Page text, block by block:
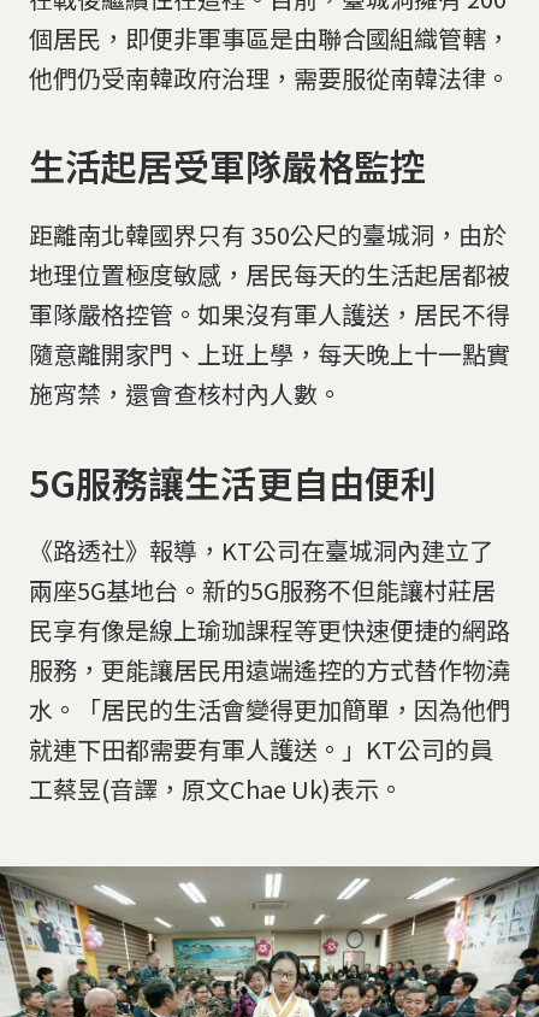
個居民，即便非軍事區是由聯合國組織管轄，
他們仍受南韓政府治理，需要服從南韓法律。
生活起居受軍隊嚴格監控
距離南北韓國界只有 350公尺的臺城洞，由於
地理位置極度敏感，居民每天的生活起居都被
軍隊嚴格控管。如果沒有軍人護送，居民不得
隨意離開家門、上班上學，每天晚上十一點實
施宵禁，還會查核村內人數。
5G服務讓生活更自由便利
《路透社》報導，KT公司在臺城洞內建立了
兩座5G基地台。新的5G服務不但能讓村莊居
民享有像是線上瑜珈課程等更快速便捷的網路
服務，更能讓居民用遠端遙控的方式替作物澆
水。「居民的生活會變得更加簡單，因為他們
就連下田都需要有軍人護送。」KT公司的員
工蔡昱(音譯，原文Chae Uk)表示。